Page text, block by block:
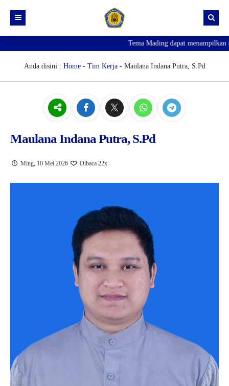
PROFIL
VISI MISI
VIDEO PROFIL
SEJARAH
STRUKTUR ORGANISASI
KETENAGAAN
KURIKULUM
E-RAPOT X
E-RAPOT XII
ALUMNI
KERJA SAMA
LOWONGAN PEKERJAAN
DENAH RUANG
GUDANG
KESISWAAN
KUMPULAN PRESTASI
EKSTRAKULIKULER
PJJ
X-SMT 1
PENGUMUMAN KELULUSAN
Tema Mading dapat menampilkan
Anda disini : Home- Tim Kerja- Maulana Indana Putra, S.Pd
Maulana Indana Putra, S.Pd
Ming, 10 Mei 2026 Dibaca 22x